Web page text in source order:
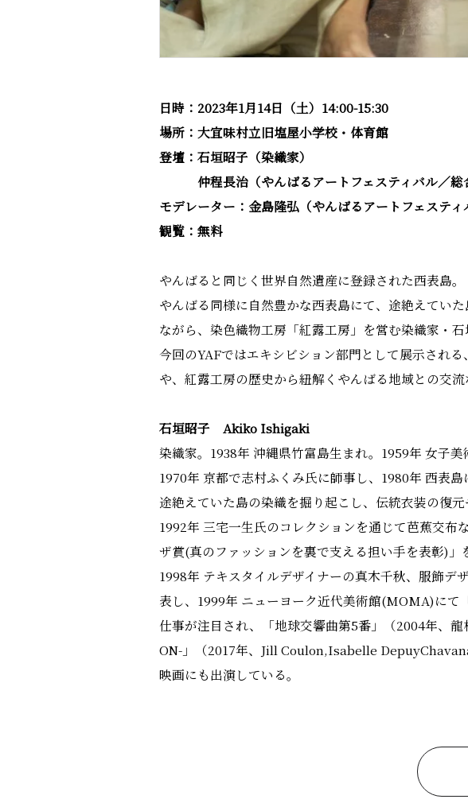
日時：2023年1月14日（土）14:00-15:30
場所：大宜味村立旧塩屋小学校・体育館
登壇：石垣昭子（染織家）
仲程長治（やんばるアートフェスティバル／総合
モデレーター：金島隆弘（やんばるアートフェステ
観覧：無料
やんばると同じく世界自然遺産に登録された西表島。
やんばる同様に自然豊かな西表島にて、途絶えてい
ながら、染色織物工房「紅露工房」を営む染織家・
今回のYAFではエキシビション部門として展示され
や、紅露工房の歴史から紐解くやんばる地域との交流
石垣昭子 Akiko Ishigaki
染織家。1938年 沖縄県竹富島生まれ。1959年 女子美
1970年 京都で志村ふくみ氏に師事し、1980年 西表
途絶えていた島の染織を掘り起こし、伝統衣装の復元
1992年 三宅一生氏のコレクションを通じて芭蕉交
ザ賞(真のファッションを裏で支える担い手を表彰)」
1998年 テキスタイルデザイナーの真木千秋、服飾
表し、1999年 ニューヨーク近代美術館(MOMA)にて
仕事が注目され、「地球交響曲第5番」（2004年、
ON-」（2017年、Jill Coulon,Isabelle
映画にも出演している。